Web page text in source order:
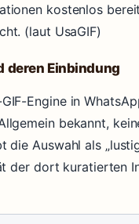
kostenlos
(laut UsaGIF)
deren Einbindung
Engine in
bekannt,
die Auswahl als
der dort kuratierten